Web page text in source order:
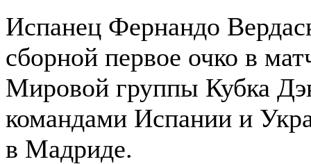
Испанец Фернандо
сборной первое очко в
Мировой группы Кубка
командами Испании и
в Мадриде.